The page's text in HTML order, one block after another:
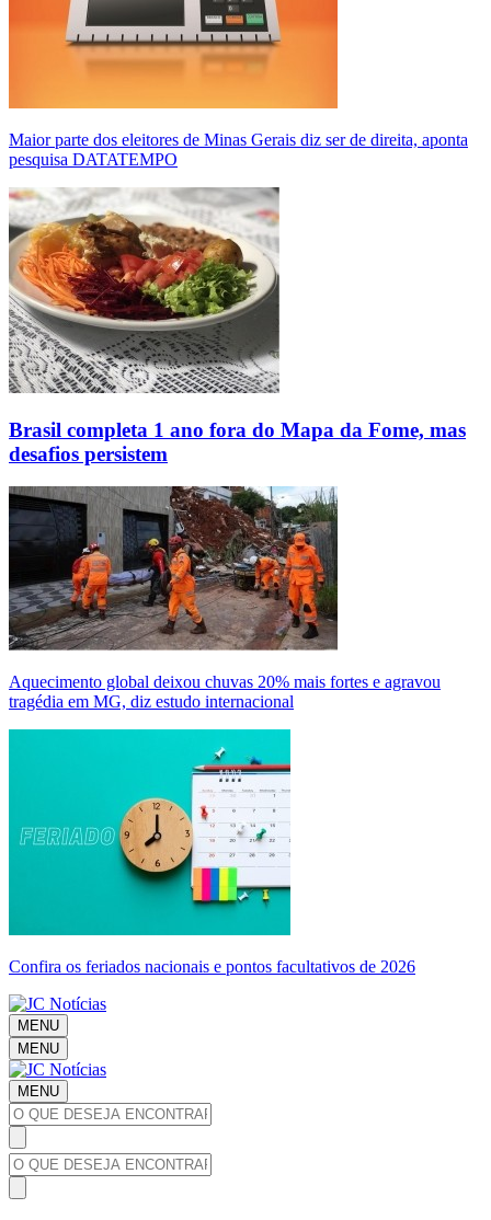
Maior parte dos eleitores de Minas Gerais diz ser de direita, aponta
pesquisa DATATEMPO
Brasil completa 1 ano fora do Mapa da Fome, mas
desafios persistem
Aquecimento global deixou chuvas 20% mais fortes e agravou
tragédia em MG, diz estudo internacional
Confira os feriados nacionais e pontos facultativos de 2026
MENU
MENU
MENU